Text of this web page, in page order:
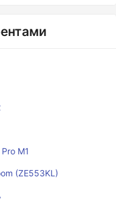
M1
(ZE553KL)